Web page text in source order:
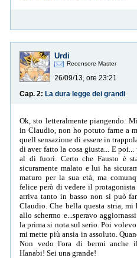
Urdi
Recensore Master
26/09/13, ore 23:21
Cap. 2: La dura legge dei grandi
Ok, sto letteralmente piangendo.
in Claudio, non ho potuto farne a
quell sensazione di essere in
di aver fatto la cosa giusta... E
al di fuori. Certo che Fausto è
sicuramente malato e lui ha
maturo per la sua età, ma
felice però di vedere il
arriva tanto in basso non si può
Claudio. Che bella questa stria, mi
allo schermo e...speravo
la prima si nota sul serio. Poi
mi mette più ansia in assoluto.
Non vedo l'ora di bermi anche
Hanabi! Sei una grande!